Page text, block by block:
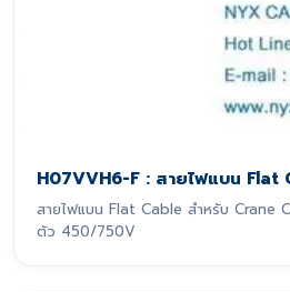
H07VVH6-F : สายไฟแบน Flat
สายไฟแบน Flat Cable สำหรับ Crane
ตัว 450/750V